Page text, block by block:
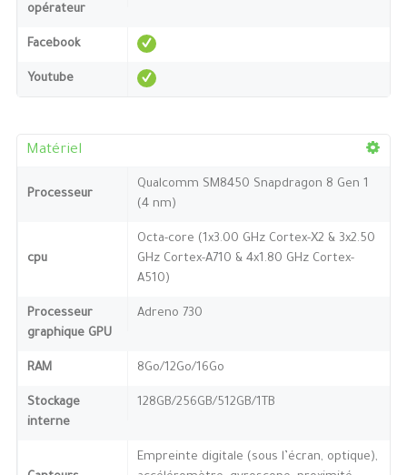
opérateur
Facebook
Youtube
Matériel
Processeur
Qualcomm SM8450 Snapdragon 8 Gen 1
(4 nm)
cpu
Octa-core (1x3.00 GHz Cortex-X2 & 3x2.50
GHz Cortex-A710 & 4x1.80 GHz Cortex-
A510)
Processeur
graphique GPU
Adreno 730
RAM 8Go/12Go/16Go
Stockage
interne
128GB/256GB/512GB/1TB
Empreinte digitale (sous l’écran, optique),